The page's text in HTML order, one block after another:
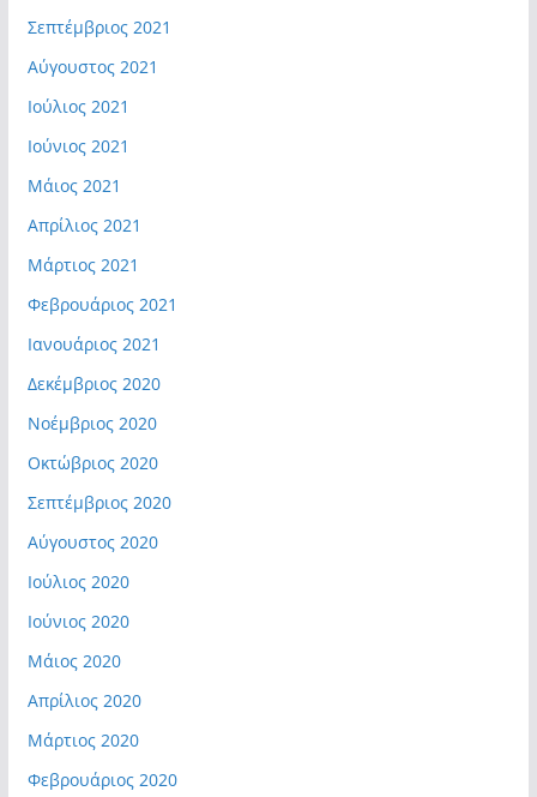
Σεπτέμβριος 2021
Αύγουστος 2021
Ιούλιος 2021
Ιούνιος 2021
Μάιος 2021
Απρίλιος 2021
Μάρτιος 2021
Φεβρουάριος 2021
Ιανουάριος 2021
Δεκέμβριος 2020
Νοέμβριος 2020
Οκτώβριος 2020
Σεπτέμβριος 2020
Αύγουστος 2020
Ιούλιος 2020
Ιούνιος 2020
Μάιος 2020
Απρίλιος 2020
Μάρτιος 2020
Φεβρουάριος 2020